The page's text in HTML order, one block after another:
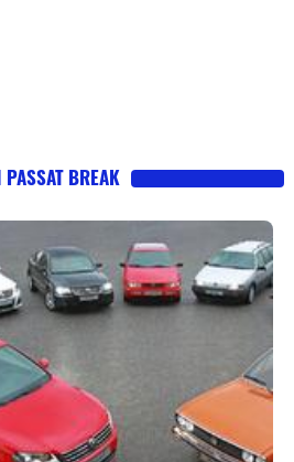
BREAK